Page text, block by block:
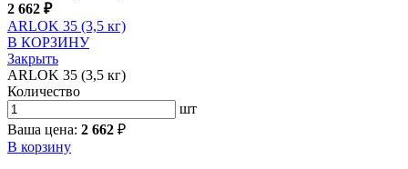
2 662 ₽
ARLOK 35 (3,5 кг)
В КОРЗИНУ
Закрыть
ARLOK 35 (3,5 кг)
Количество
шт
Ваша цена: 2 662 ₽
В корзину